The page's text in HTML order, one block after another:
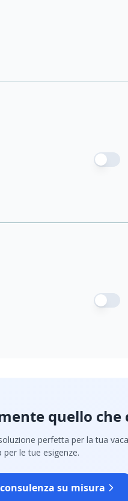
quello che
perfetta per la tua
per le tue esigenze.
su misura